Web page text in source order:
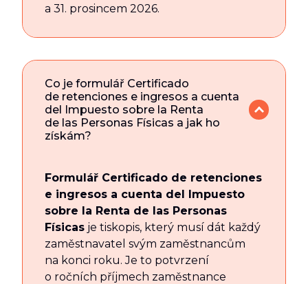
a 31. prosincem 2026.
Co je formulář Certificado
de retenciones e ingresos a cuenta
del Impuesto sobre la Renta
de las Personas Físicas a jak ho
získám?
Formulář Certificado de retenciones
e ingresos a cuenta del Impuesto
sobre la Renta de las Personas
Físicas je tiskopis, který musí dát každý
zaměstnavatel svým zaměstnancům
na konci roku. Je to potvrzení
o ročních příjmech zaměstnance